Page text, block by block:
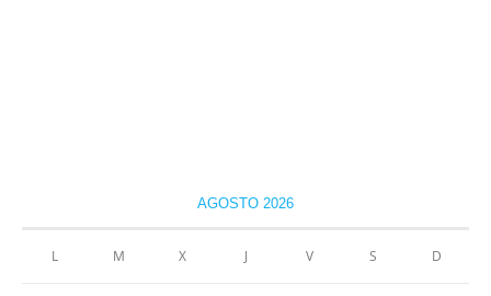
AGOSTO 2026
L M X J V S D